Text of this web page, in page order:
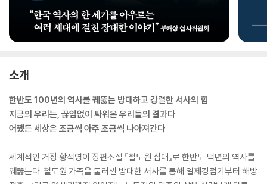
소개
한반도 100년의 역사를 꿰뚫는 방대하고 강렬한 서사의 힘
지금의 우리는, 끊임없이 싸워온 우리들의 결과다
어쨌든 세상은 조금씩 아주 조금씩 나아져간다
세계적인 거장 황석영이 장편소설 『철도원 삼대』로 한반도 백년의 역사를
꿰뚫는다. 철도원 가족을 둘러싼 방대한 서사를 통해 일제강점기부터 해방